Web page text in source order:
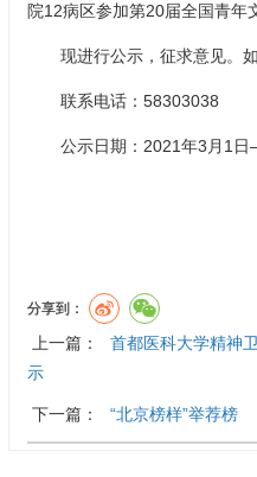
院12病区参加第20届全国青年
现进行公示，征求意见。如
联系电话：58303038
公示日期：2021年3月1日
分享到：
上一篇：
首都医科大学精神
示
下一篇： “北京榜样”举荐榜